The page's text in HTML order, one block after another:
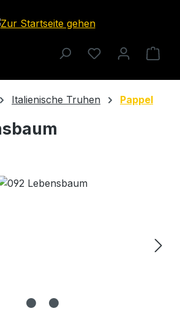
Italienische Truhen Pappel